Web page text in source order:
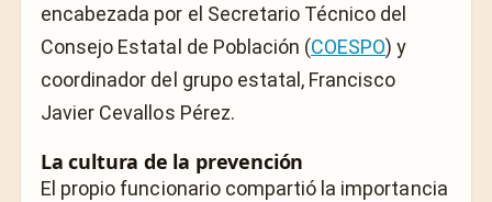
encabezada por el Secretario Técnico del
Consejo Estatal de Población (COESPO) y
coordinador del grupo estatal, Francisco
Javier Cevallos Pérez.
La cultura de la prevención
El propio funcionario compartió la importancia